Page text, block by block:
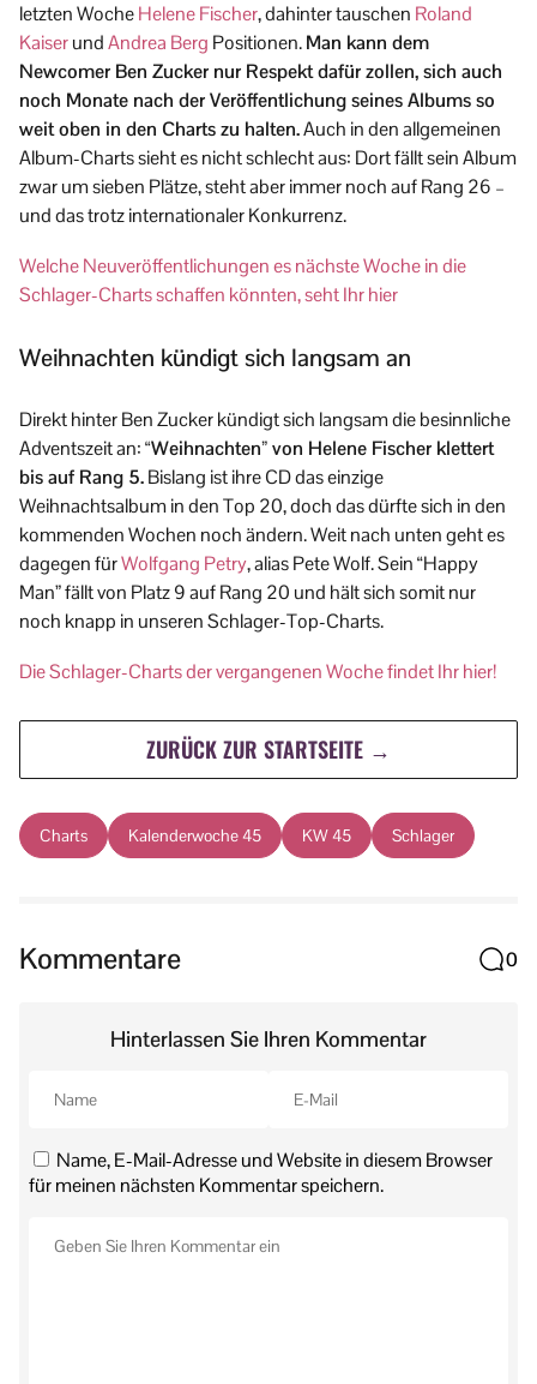
letzten WocheHelene Fischer, dahinter tauschen Roland
KaiserundAndrea Berg Positionen.Man kann dem
Newcomer Ben Zucker nur Respekt dafür zollen, sich auch
noch Monate nach der Veröffentlichung seines Albums so
weit oben in den Charts zu halten.Auch in den allgemeinen
Album-Charts sieht es nicht schlecht aus: Dort fällt sein Album
zwar um sieben Plätze, steht aber immer noch auf Rang 26 –
und das trotz internationaler Konkurrenz.
Welche Neuveröffentlichungen es nächste Woche in die
Schlager-Charts schaffen könnten, seht Ihr hier
Weihnachten kündigt sich langsam an
Direkt hinter Ben Zucker kündigt sich langsam die besinnliche
Adventszeit an:“Weihnachten” von Helene Fischer klettert
bis auf Rang 5.Bislang ist ihre CD das einzige
Weihnachtsalbum in den Top 20, doch das dürfte sich in den
kommenden Wochen noch ändern. Weit nach unten geht es
dagegen fürWolfgang Petry, alias Pete Wolf. Sein “Happy
Man” fällt von Platz 9 auf Rang 20 und hält sich somit nur
noch knapp in unseren Schlager-Top-Charts.
Die Schlager-Charts der vergangenen Woche findet Ihr hier!
ZURÜCK ZUR STARTSEITE →
Charts Kalenderwoche 45 KW 45 Schlager
Kommentare 0
Hinterlassen Sie Ihren Kommentar
Name, E-Mail-Adresse und Website in diesem Browser
für meinen nächsten Kommentar speichern.